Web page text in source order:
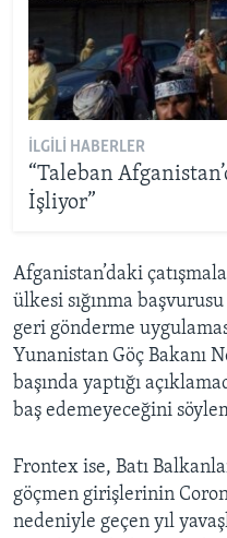
İLGILI HABERLER
“Taleban
İşliyor”
Afganistan’daki
ülkesi sığınma
geri gönderme
Yunanistan Göç Bakanı
başında yaptığı
baş edemeyeceğini
Frontex ise, Batı
göçmen girişlerinin
nedeniyle geçen yıl